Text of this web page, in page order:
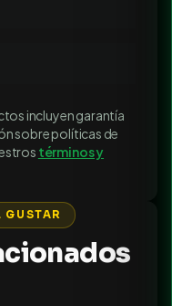
incluyen garantía
sobre políticas de
términos y
GUSTAR